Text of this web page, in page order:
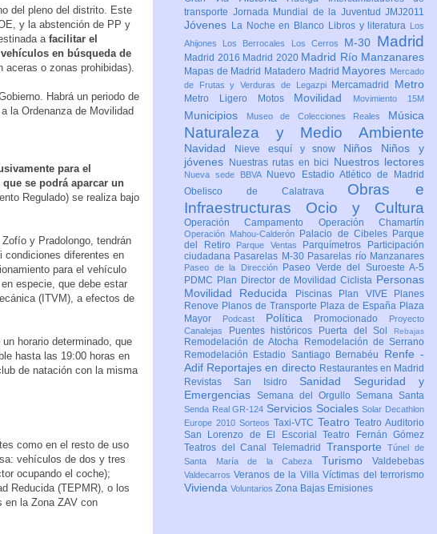
del pleno del distrito. Este
y la abstención de PP y
a facilitar el
en búsqueda de
aceras o zonas prohibidas).
Habrá un periodo de
la Ordenanza de Movilidad
para el
se podrá aparcar un
Regulado) se realiza bajo
y Pradolongo, tendrán
condiciones diferentes en
para el vehículo
en especie, que debe estar
(ITVM), a efectos de
horario determinado, que
hasta las 19:00 horas en
de natación con la misma
como en el resto de uso
vehículos de dos y tres
ocupando el coche);
Reducida (TEPMR), o los
en la Zona ZAV con
transporte Jornada Mundial de la Juventud JMJ2011
Jóvenes La Noche en Blanco Libros y literatura
Los
Ahijones
Los Berrocales Los Cerros M-30 Madrid
Madrid 2016 Madrid 2020 Madrid Río Manzanares
Mapas de Madrid Matadero Madrid Mayores Mercado
de Frutas y Verduras de Legazpi
Mercamadrid Metro
Metro Ligero Motos Movilidad Movimiento 15M
Municipios Museo de Colecciones Reales Música
Naturaleza y Medio Ambiente
Navidad Nieve esquí y snow Niños Niños y
jóvenes
Nuestras rutas en bici Nuestros lectores
Nueva sede BBVA
Nuevo Estadio Atlético de Madrid
Obelisco de Calatrava Obras e
Infraestructuras Ocio y Cultura
Operación Campamento Operación Chamartín
Operación Mahou-Calderón Palacio de Cibeles Parque
del Retiro
Parque Ventas Parquímetros
Participación
ciudadana Pasarelas M-30 Pasarelas río Manzanares
Paseo de la Dirección
Paseo Verde del Suroeste A-5
PDMC Plan Director de Movilidad Ciclista Personas
Movilidad Reducida
Piscinas Plan VIVE
Planes
Renove Planos de Transporte Plaza de España Plaza
Mayor
Podcast Política Promocionado
Proyecto
Canalejas
Puentes históricos Puerta del Sol Rebajas
Remodelación de Atocha
Remodelación de Serrano
Remodelación Estadio Santiago Bernabéu Renfe -
Adif Reportajes en directo Restaurantes en Madrid
Revistas San Isidro Sanidad Seguridad y
Emergencias Semana del Orgullo Semana Santa
Senda Real GR-124 Servicios SocialesSolar Decathlon
Europe 2010 Sorteos Taxi-VTC Teatro Teatro Auditorio
San Lorenzo de El EscorialTeatro Fernán Gómez
Teatros del Canal Telemadrid TransporteTúnel de
Santa María de la Cabeza Turismo Valdebebas
ValdecarrosVeranos de la VillaVíctimas del terrorismo
Vivienda Voluntarios Zona Bajas Emisiones